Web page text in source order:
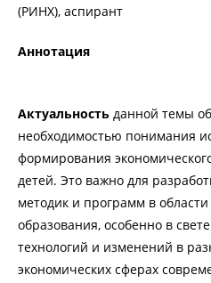
(РИНХ), аспирант
Аннотация
Актуальность данной темы
необходимостью понимания
формирования
детей. Это важно для
методик и программ в
образования, особенно в
технологий и изменений в
экономических сферах